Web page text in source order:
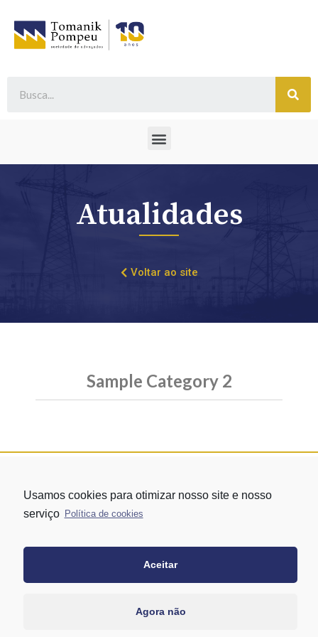
Atualidades
Voltar ao site
Sample Category 2
andar – conj. 1305 – Vila Mariana - São Paulo/SP
Usamos cookies para otimizar nosso site e nosso
serviço Política de cookies
Aceitar
Agora não